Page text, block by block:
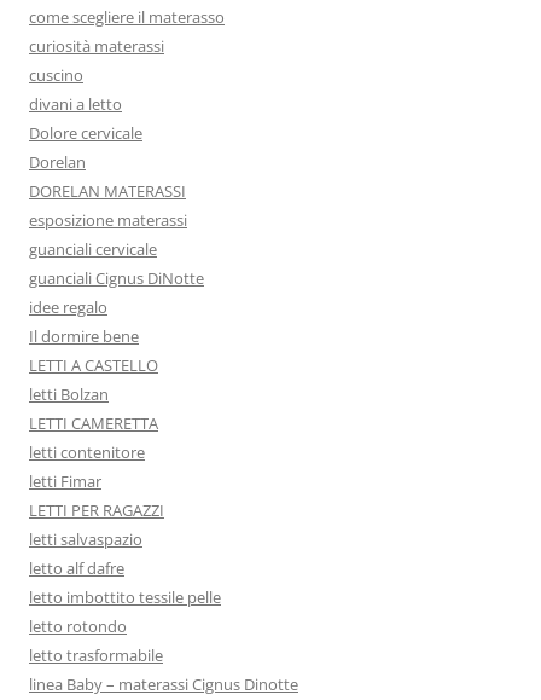
come scegliere il materasso
curiosità materassi
cuscino
divani a letto
Dolore cervicale
Dorelan
DORELAN MATERASSI
esposizione materassi
guanciali cervicale
guanciali Cignus DiNotte
idee regalo
Il dormire bene
LETTI A CASTELLO
letti Bolzan
LETTI CAMERETTA
letti contenitore
letti Fimar
LETTI PER RAGAZZI
letti salvaspazio
letto alf dafre
letto imbottito tessile pelle
letto rotondo
letto trasformabile
linea Baby – materassi Cignus Dinotte